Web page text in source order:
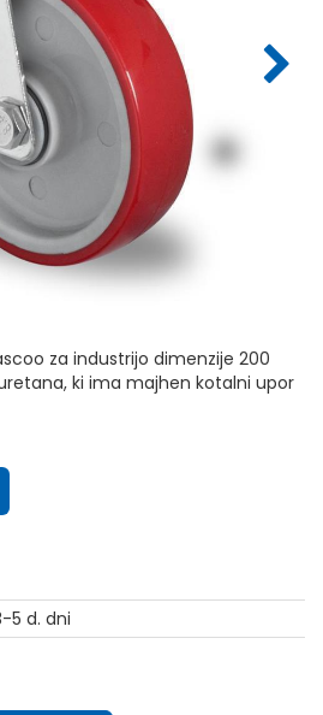
za industrijo dimenzije 200
ki ima majhen kotalni upor
5 d. dni